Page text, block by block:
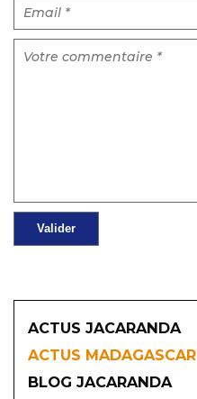
ACTUS JACARANDA
ACTUS MADAGASCAR
BLOG JACARANDA